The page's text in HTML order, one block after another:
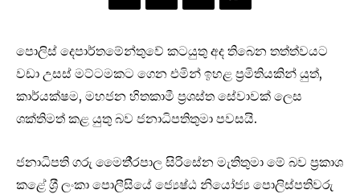
පොලිස් දෙපාර්තමේන්තුවේ කටයුතු අද තිබෙන තත්ත්වයට
වඩා උසස් මට්ටමකට ගෙන එමින් ඉහළ ප‍්‍රමිතියකින් යුත්,
කාර්යක්ෂම, මහජන හිතකාමී ප‍්‍රශස්ත සේවාවක් ලෙස
ශක්තිමත් කළ යුතු බව ජනාධිපතිතුමා පවසයි.
ජනාධිපති ගරු මෛතී‍්‍රපාල සිරිසේන මැතිතුමා මේ බව ප‍්‍රකාශ
කළේ ශ‍්‍රී ලංකා පොලීසියේ ජ්‍යෙෂ්ඨ නියෝජ්‍ය පොලිස්පතිවරු